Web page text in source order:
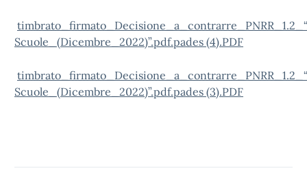
Scuole_(Dicembre_2022)”.pdf.pades (4).PDF
Scuole_(Dicembre_2022)”.pdf.pades (3).PDF